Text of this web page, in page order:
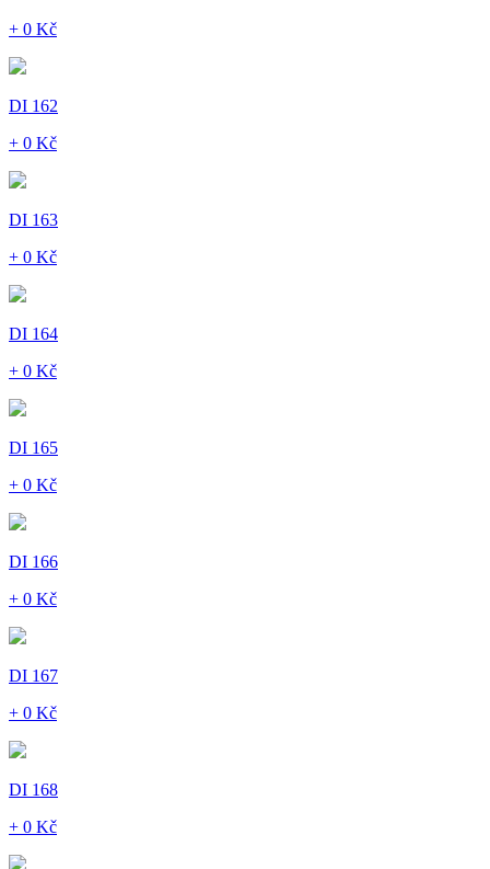
+ 0 Kč
DI 162
+ 0 Kč
DI 163
+ 0 Kč
DI 164
+ 0 Kč
DI 165
+ 0 Kč
DI 166
+ 0 Kč
DI 167
+ 0 Kč
DI 168
+ 0 Kč